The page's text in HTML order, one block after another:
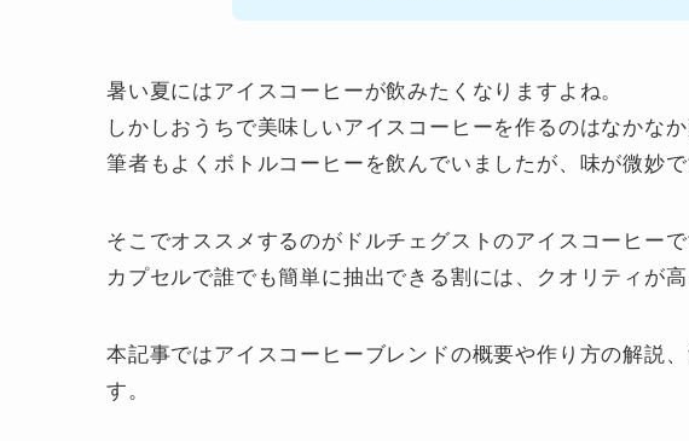
暑い夏にはアイスコーヒーが飲みたくなりますよね。
しかしおうちで美味しいアイスコーヒーを作るのはなかなか
筆者もよくボトルコーヒーを飲んでいましたが、味が微妙で
そこでオススメするのがドルチェグストのアイスコーヒーで
カプセルで誰でも簡単に抽出できる割には、クオリティが
本記事ではアイスコーヒーブレンドの概要や作り方の解説
す。